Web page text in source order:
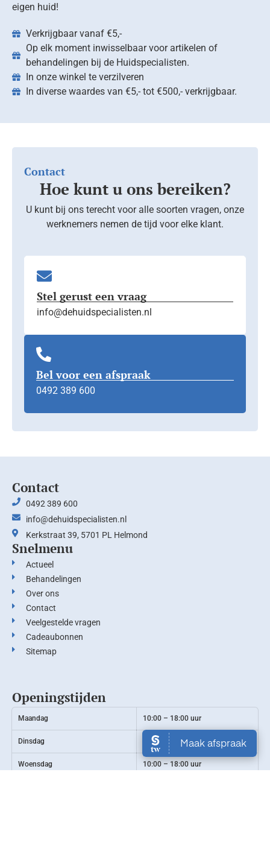
eigen huid!
Verkrijgbaar vanaf €5,-
Op elk moment inwisselbaar voor artikelen of
behandelingen bij de Huidspecialisten.
In onze winkel te verzilveren
In diverse waardes van €5,- tot €500,- verkrijgbaar.
Contact
Hoe kunt u ons bereiken?
U kunt bij ons terecht voor alle soorten vragen, onze
werknemers nemen de tijd voor elke klant.
Stel gerust een vraag
info@dehuidspecialisten.nl
Bel voor een afspraak
0492 389 600
Contact
0492 389 600
info@dehuidspecialisten.nl
Kerkstraat 39, 5701 PL Helmond
Snelmenu
Actueel
Behandelingen
Over ons
Contact
Veelgestelde vragen
Cadeaubonnen
Sitemap
Openingstijden
Maandag 10:00 – 18:00 uur
Dinsdag 10:00 – 18:00 uur
Woensdag 10:00 – 18:00 uur